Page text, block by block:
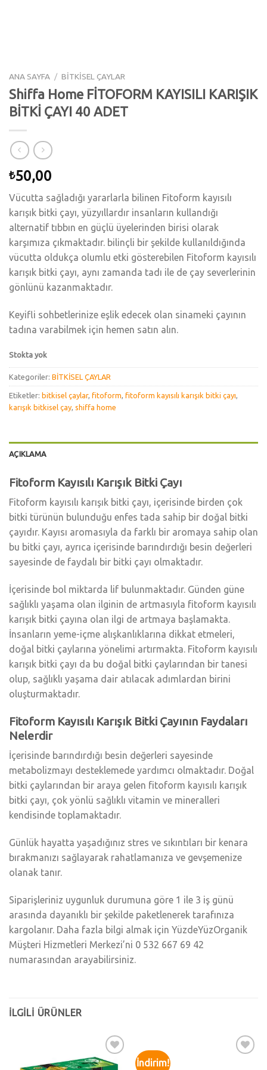
ANA SAYFA / BİTKİSEL ÇAYLAR
Shiffa Home FİTOFORM KAYISILI KARIŞIK
BİTKİ ÇAYI 40 ADET
₺50,00
Vücutta sağladığı yararlarla bilinen Fitoform kayısılı
karışık bitki çayı, yüzyıllardır insanların kullandığı
alternatif tıbbın en güçlü üyelerinden birisi olarak
karşımıza çıkmaktadır. bilinçli bir şekilde kullanıldığında
vücutta oldukça olumlu etki gösterebilen Fitoform kayısılı
karışık bitki çayı, aynı zamanda tadı ile de çay severlerinin
gönlünü kazanmaktadır.
Keyifli sohbetlerinize eşlik edecek olan sinameki çayının
tadına varabilmek için hemen satın alın.
Stokta yok
Kategoriler: BİTKİSEL ÇAYLAR
Etiketler: bitkisel çaylar, fitoform, fitoform kayısılı karışık bitki çayı,
karışık bitkisel çay, shiffa home
AÇIKLAMA
Fitoform Kayısılı Karışık Bitki Çayı
Fitoform kayısılı karışık bitki çayı, içerisinde birden çok
bitki türünün bulunduğu enfes tada sahip bir doğal bitki
çayıdır. Kayısı aromasıyla da farklı bir aromaya sahip olan
bu bitki çayı, ayrıca içerisinde barındırdığı besin değerleri
sayesinde de faydalı bir bitki çayı olmaktadır.
İçerisinde bol miktarda lif bulunmaktadır. Günden güne
sağlıklı yaşama olan ilginin de artmasıyla fitoform kayısılı
karışık bitki çayına olan ilgi de artmaya başlamakta.
İnsanların yeme-içme alışkanlıklarına dikkat etmeleri,
doğal bitki çaylarına yönelimi artırmakta. Fitoform kayısılı
karışık bitki çayı da bu doğal bitki çaylarından bir tanesi
olup, sağlıklı yaşama dair atılacak adımlardan birini
oluşturmaktadır.
Fitoform Kayısılı Karışık Bitki Çayının Faydaları
Nelerdir
İçerisinde barındırdığı besin değerleri sayesinde
metabolizmayı desteklemede yardımcı olmaktadır. Doğal
bitki çaylarından bir araya gelen fitoform kayısılı karışık
bitki çayı, çok yönlü sağlıklı vitamin ve mineralleri
kendisinde toplamaktadır.
Günlük hayatta yaşadığınız stres ve sıkıntıları bir kenara
bırakmanızı sağlayarak rahatlamanıza ve gevşemenize
olanak tanır.
Siparişleriniz uygunluk durumuna göre 1 ile 3 iş günü
arasında dayanıklı bir şekilde paketlenerek tarafınıza
kargolanır. Daha fazla bilgi almak için YüzdeYüzOrganik
Müşteri Hizmetleri Merkezi’ni 0 532 667 69 42
numarasından arayabilirsiniz.
İLGILI ÜRÜNLER
Add to
İndirim!